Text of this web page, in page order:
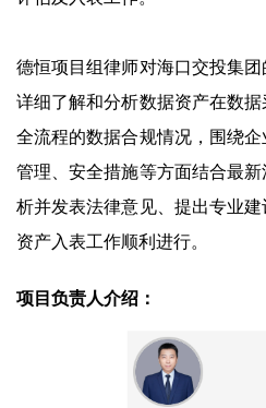
德恒项目组律师对海口交投集团
详细了解和分析数据资产在数
全流程的数据合规情况，围绕
管理、安全措施等方面结合最
析并发表法律意见、提出专业
资产入表工作顺利进行。
项目负责人介绍：